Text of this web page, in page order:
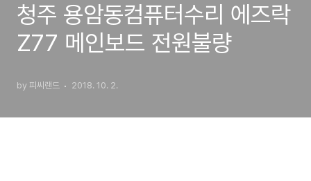
청주 용암동컴퓨터수리 에즈락
Z77 메인보드 전원불량
by 피씨랜드 2018. 10. 2.